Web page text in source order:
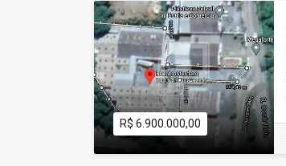
R$ 6.900.000,00